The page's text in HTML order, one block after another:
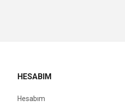
HESABIM
Hesabım